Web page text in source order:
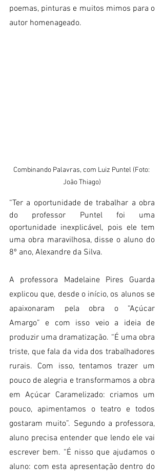
poemas, pinturas e muitos mimos para o
autor homenageado.
Combinando Palavras, com Luiz Puntel (Foto:
João Thiago)
“Ter a oportunidade de trabalhar a obra
do professor Puntel foi uma
oportunidade inexplicável, pois ele tem
uma obra maravilhosa, disse o aluno do
8º ano, Alexandre da Silva.
A professora Madelaine Pires Guarda
explicou que, desde o início, os alunos se
apaixonaram pela obra o “Açúcar
Amargo” e com isso veio a ideia de
produzir uma dramatização. “É uma obra
triste, que fala da vida dos trabalhadores
rurais. Com isso, tentamos trazer um
pouco de alegria e transformamos a obra
em Açúcar Caramelizado: criamos um
pouco, apimentamos o teatro e todos
gostaram muito”. Segundo a professora,
aluno precisa entender que lendo ele vai
escrever bem. “É nisso que ajudamos o
aluno: com esta apresentação dentro do